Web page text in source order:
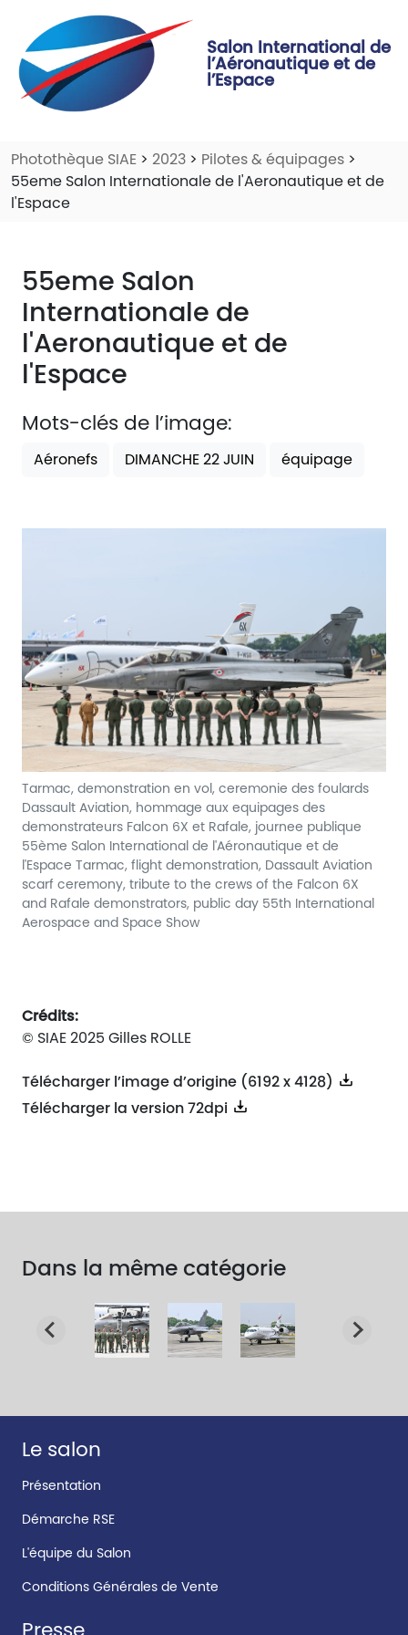
Salon International de
l’Aéronautique et de
l’Espace
Photothèque SIAE > 2023 > Pilotes & équipages >
55eme Salon Internationale de l'Aeronautique et de
l'Espace
55eme Salon
Internationale de
l'Aeronautique et de
l'Espace
Mots-clés de l’image:
Aéronefs DIMANCHE 22 JUIN équipage
Tarmac, demonstration en vol, ceremonie des foulards
Dassault Aviation, hommage aux equipages des
demonstrateurs Falcon 6X et Rafale, journee publique
55ème Salon International de l'Aéronautique et de
l'Espace Tarmac, flight demonstration, Dassault Aviation
scarf ceremony, tribute to the crews of the Falcon 6X
and Rafale demonstrators, public day 55th International
Aerospace and Space Show
Crédits:
© SIAE 2025 Gilles ROLLE
Télécharger l’image d’origine (6192 x 4128)
Télécharger la version 72dpi
Dans la même catégorie
Le salon
Présentation
Démarche RSE
L'équipe du Salon
Conditions Générales de Vente